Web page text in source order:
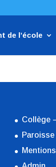
de l’école
Collège
Paroisse